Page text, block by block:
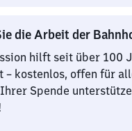
die Arbeit der
hilft seit über 100
– kostenlos, offen für
Spende